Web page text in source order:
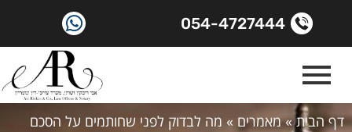
054-4727444
דף הבית»מאמרים » מה לבדוק לפני שחותמים על הסכם